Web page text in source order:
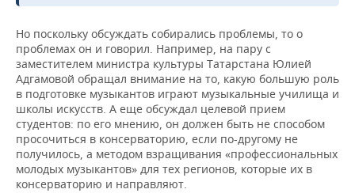
Но поскольку обсуждать собирались проблемы, то о
проблемах он и говорил. Например, на пару с
заместителем министра культуры Татарстана Юлией
Адгамовой обращал внимание на то, какую большую роль
в подготовке музыкантов играют музыкальные училища и
школы искусств. А еще обсуждал целевой прием
студентов: по его мнению, он должен быть не способом
просочиться в консерваторию, если по-другому не
получилось, а методом взращивания «профессиональных
молодых музыкантов» для тех регионов, которые их в
консерваторию и направляют.